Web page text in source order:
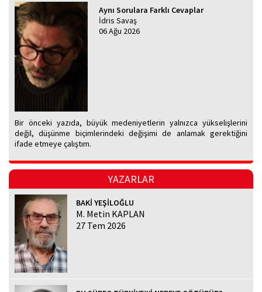
Aynı Sorulara Farklı Cevaplar
İdris Savaş
06 Ağu 2026
Bir önceki yazıda, büyük medeniyetlerin yalnızca yükselişlerini
değil, düşünme biçimlerindeki değişimi de anlamak gerektiğini
ifade etmeye çalıştım.
YAZARLAR
BAKİ YEŞİLOĞLU
M. Metin KAPLAN
27 Tem 2026